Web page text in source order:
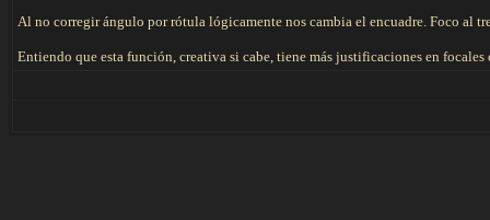
Al no corregir ángulo por rótula lógicamente nos cambia el encuadre. Foco al
Entiendo que esta función, creativa si cabe, tiene más justificaciones en